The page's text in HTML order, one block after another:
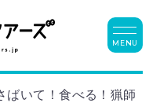
ばいて！食べる！猟師
MENU